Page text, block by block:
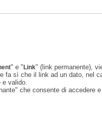
" e "Link" (link permanente),
fa sì che il link ad un dato, nel
e valido.
che consente di accedere